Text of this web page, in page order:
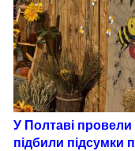
У Полтаві провели
підбили підсумки